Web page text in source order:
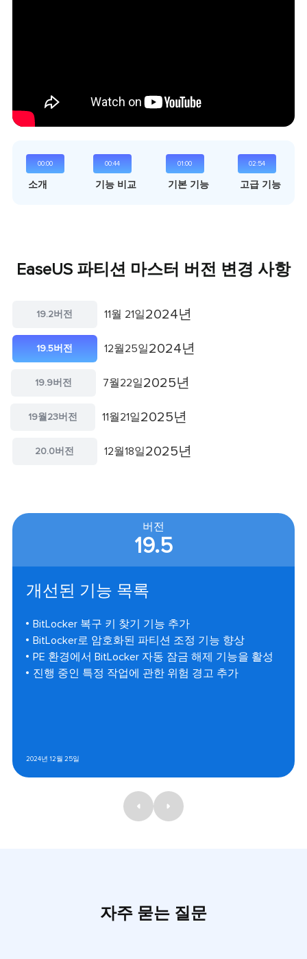
00:00
소개
00:44
기능 비교
01:00
기본 기능
02:54
고급 기능
EaseUS 파티션 마스터 버전 변경 사항
19.2버전 11월 21일2024년
19.5버전 12월25일2024년
19.9버전 7월22일2025년
19월23버전 11월21일2025년
20.0버전 12월18일2025년
버전
19.5
개선된 기능 목록
BitLocker 복구 키 찾기 기능 추가
BitLocker로 암호화된 파티션 조정 기능 향상
PE 환경에서 BitLocker 자동 잠금 해제 기능을 활성
진행 중인 특정 작업에 관한 위험 경고 추가
2024년 12월 25일
자주 묻는 질문